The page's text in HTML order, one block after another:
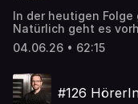
In der heutigen Folge
Natürlich geht es
um die Bäckerei und
schweifen Ingmar
ihr habt richtig
Folge mit den
04.06.26 • 62:15
#126